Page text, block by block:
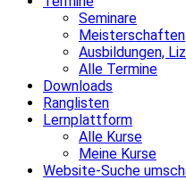
Seminare
Meisterschaften
Ausbildungen,
Alle Termine
Downloads
Ranglisten
Lernplattform
Alle Kurse
Meine Kurse
Website-Suche